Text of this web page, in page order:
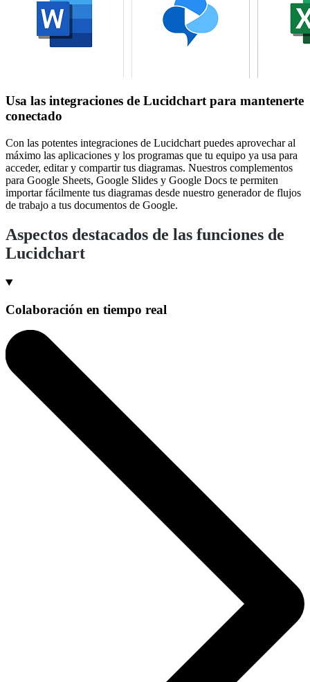
Usa las integraciones de Lucidchart para mantenerte
conectado
Con las potentes integraciones de Lucidchart puedes aprovechar al
máximo las aplicaciones y los programas que tu equipo ya usa para
acceder, editar y compartir tus diagramas. Nuestros complementos
para Google Sheets, Google Slides y Google Docs te permiten
importar fácilmente tus diagramas desde nuestro generador de flujos
de trabajo a tus documentos de Google.
Aspectos destacados de las funciones de
Lucidchart
Colaboración en tiempo real